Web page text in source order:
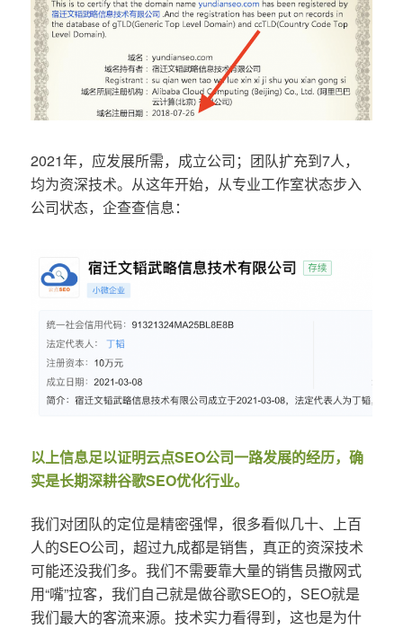
2021年，应发展所需，成立公司；团队扩充到7人，
均为资深技术。从这年开始，从专业工作室状态步入
公司状态，企查查信息：
以上信息足以证明云点SEO公司一路发展的经历，确
实是长期深耕谷歌SEO优化行业。
我们对团队的定位是精密强悍，很多看似几十、上百
人的SEO公司，超过九成都是销售，真正的资深技术
可能还没我们多。我们不需要靠大量的销售员撒网式
用“嘴”拉客，我们自己就是做谷歌SEO的，SEO就是
我们最大的客流来源。技术实力看得到，这也是为什